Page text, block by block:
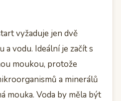
vyžaduje jen dvě
a vodu. Ideální je začít s
moukou, protože
a minerálů
mouka. Voda by měla být